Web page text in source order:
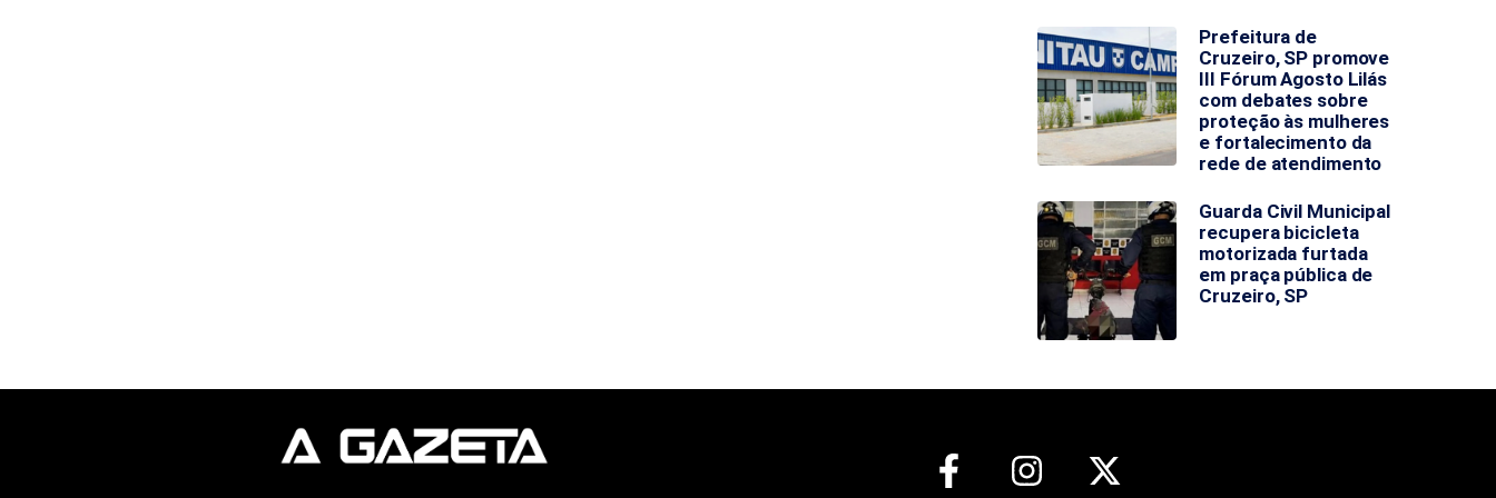
Prefeitura de
Cruzeiro, SP promove
III Fórum Agosto Lilás
com debates sobre
proteção às mulheres
e fortalecimento da
rede de atendimento
Guarda Civil Municipal
recupera bicicleta
motorizada furtada
em praça pública de
Cruzeiro, SP